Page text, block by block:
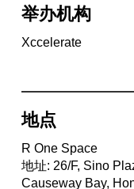
举办机构
Xccelerate
地点
R One Space
地址: 26/F, Sino
Causeway Bay,